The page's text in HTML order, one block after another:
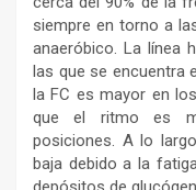
siempre en torno a
anaeróbico. La línea
las que se encuentra
la FC es mayor en
que el ritmo es
posiciones. A lo
baja debido a la